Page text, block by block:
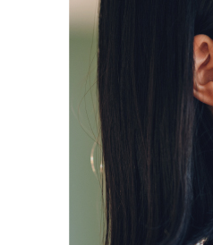
その他の取り組み